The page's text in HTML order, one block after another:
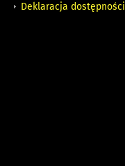
Deklaracja dostępności